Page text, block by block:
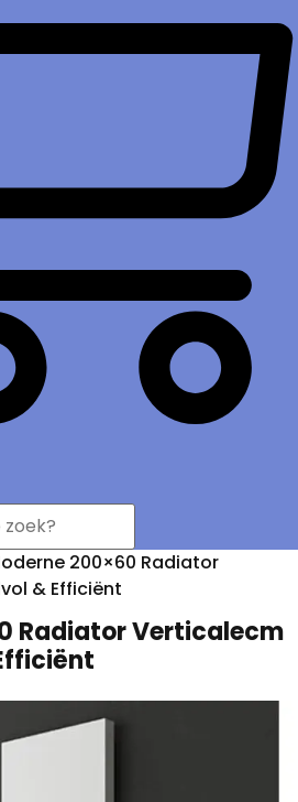
200×60 Radiator
& Efficiënt
Radiator Verticalecm